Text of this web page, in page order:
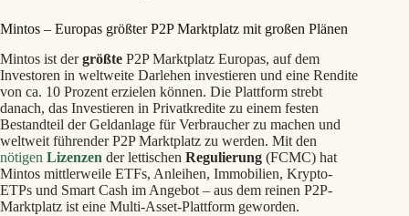
Mintos – Europas größter P2P Marktplatz mit großen Plänen
Mintos ist dergrößte P2P Marktplatz Europas, auf dem
Investoren in weltweite Darlehen investieren und eine Rendite
von ca. 10 Prozent erzielen können. Die Plattform strebt
danach, das Investieren in Privatkredite zu einem festen
Bestandteil der Geldanlage für Verbraucher zu machen und
weltweit führender P2P Marktplatz zu werden. Mit den
nötigen Lizenzen der lettischen Regulierung (FCMC) hat
Mintos mittlerweile ETFs, Anleihen, Immobilien, Krypto-
ETPs und Smart Cash im Angebot – aus dem reinen P2P-
Marktplatz ist eine Multi-Asset-Plattform geworden.